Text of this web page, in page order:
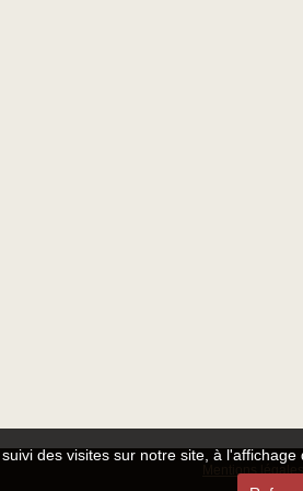
des visites sur notre site, à